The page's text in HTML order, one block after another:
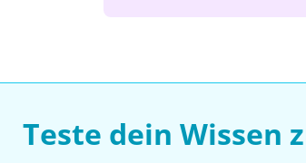
Teste dein Wissen